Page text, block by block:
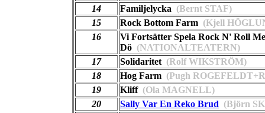
14
Familjelycka (Bernt STAF)
15
Rock Bottom Farm (Kjell
16
Vi Fortsätter Spela Rock N' Roll
Dö (NATIONALTEATERN)
17
Solidaritet (Rolf WIKSTRÖM)
18
Hog Farm (Pugh
19
Kliff(Ola MAGNELL)
20
Sally Var En Reko Brud (Björn